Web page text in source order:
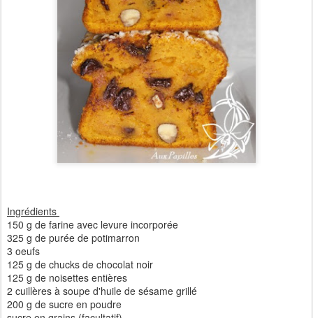
Ingrédients
150 g de farine avec levure incorporée
325 g de purée de potimarron
3 oeufs
125 g de chucks de chocolat noir
125 g de noisettes entières
2 cuillères à soupe d'huile de sésame grillé
200 g de sucre en poudre